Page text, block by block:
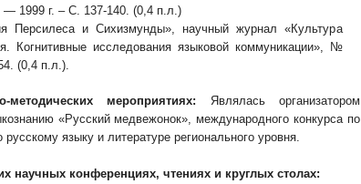
1999 г. – С. 137-140. (0,4 п.л.)
Персилеса и Сихизмунды», научный журнал «Культура
Когнитивные исследования языковой коммуникации», №
(0,4 п.л.).
ких мероприятиях: Являлась организатором
«Русский медвежонок», международного конкурса по
языку и литературе регионального уровня.
научных конференциях, чтениях и круглых столах: